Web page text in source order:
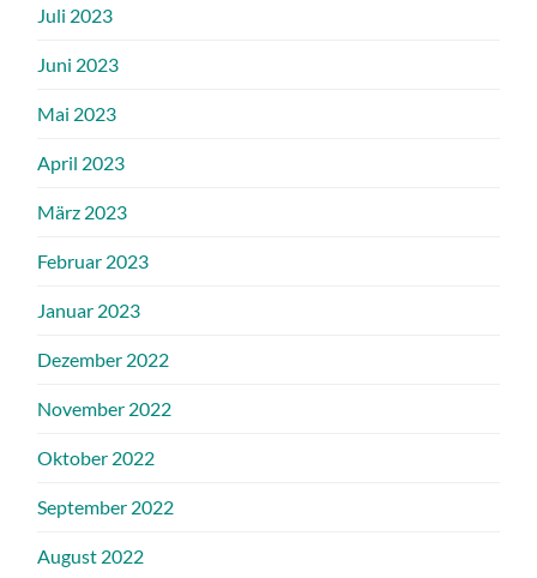
Juli 2023
Juni 2023
Mai 2023
April 2023
März 2023
Februar 2023
Januar 2023
Dezember 2022
November 2022
Oktober 2022
September 2022
August 2022